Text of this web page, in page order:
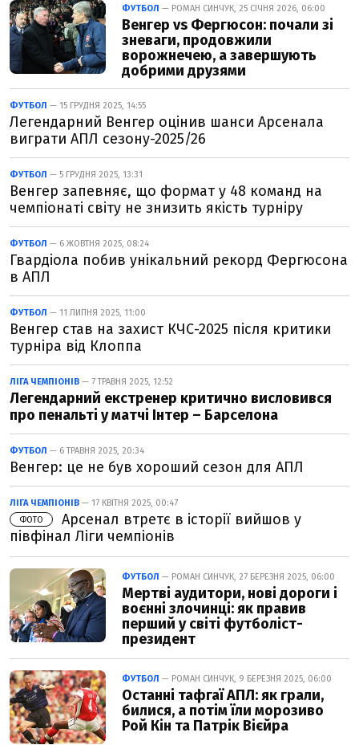
ФУТБОЛ — РОМАН СИНЧУК, 25 СІЧНЯ 2026, 06:00
Венгер vs Фергюсон: почали зі
зневаги, продовжили
ворожнечею, а завершують
добрими друзями
ФУТБОЛ — 15 ГРУДНЯ 2025, 14:55
Легендарний Венгер оцінив шанси Арсенала
виграти АПЛ сезону-2025/26
ФУТБОЛ — 5 ГРУДНЯ 2025, 13:31
Венгер запевняє, що формат у 48 команд на
чемпіонаті світу не знизить якість турніру
ФУТБОЛ — 6 ЖОВТНЯ 2025, 08:24
Гвардіола побив унікальний рекорд Фергюсона
в АПЛ
ФУТБОЛ — 11 ЛИПНЯ 2025, 11:00
Венгер став на захист КЧС-2025 після критики
турніра від Клоппа
ЛІГА ЧЕМПІОНІВ — 7 ТРАВНЯ 2025, 12:52
Легендарний екстренер критично висловився
про пенальті у матчі Інтер – Барселона
ФУТБОЛ — 6 ТРАВНЯ 2025, 20:34
Венгер: це не був хороший сезон для АПЛ
ЛІГА ЧЕМПІОНІВ — 17 КВІТНЯ 2025, 00:47
ФОТО
Арсенал втретє в історії вийшов у
півфінал Ліги чемпіонів
ФУТБОЛ — РОМАН СИНЧУК, 27 БЕРЕЗНЯ 2025, 06:00
Мертві аудитори, нові дороги і
воєнні злочинці: як правив
перший у світі футболіст-
президент
ФУТБОЛ — РОМАН СИНЧУК, 9 БЕРЕЗНЯ 2025, 06:00
Останні тафгаї АПЛ: як грали,
билися, а потім їли морозиво
Рой Кін та Патрік Вієйра